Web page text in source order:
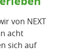
von NEXT
acht
sich auf